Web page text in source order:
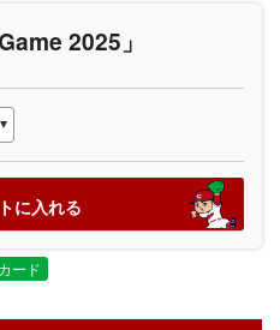
2025」
に入れる
カード